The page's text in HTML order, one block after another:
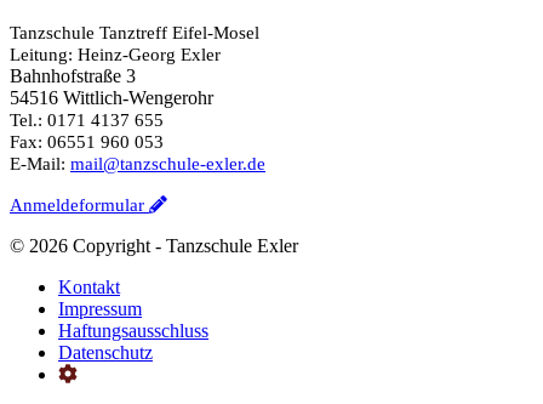
Tanzschule Tanztreff Eifel-Mosel
Leitung: Heinz-Georg Exler
Bahnhofstraße 3
54516 Wittlich-Wengerohr
Tel.: 0171 4137 655
Fax: 06551 960 053
E-Mail: mail@tanzschule-exler.de
Anmeldeformular
© 2026 Copyright - Tanzschule Exler
Kontakt
Impressum
Haftungsausschluss
Datenschutz